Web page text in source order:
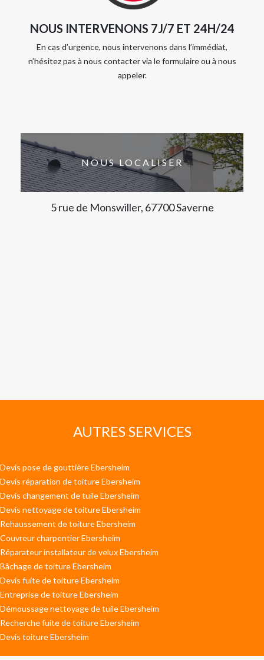
NOUS INTERVENONS 7J/7 ET 24H/24
En cas d’urgence, nous intervenons dans l’immédiat,
n’hésitez pas à nous contacter via le formulaire ou à nous
appeler.
NOUS LOCALISER
5 rue de Monswiller, 67700 Saverne
AUTRES SERVICES
Devis pose de gouttière Ebersheim
Devis réparation de toiture Ebersheim
Devis changement de tuile Ebersheim
Devis nettoyage de toiture Ebersheim
Rehaussement de toiture Ebersheim
Couvreur charpentier Ebersheim
Réparateur installateur de velux Ebersheim
Bâchage de toiture Ebersheim
Devis fuite de toiture Ebersheim
Entreprise de toiture Ebersheim
Démoussage nettoyage de tuile Ebersheim
Recherche fuite de toiture Ebersheim
Devis toiture Ebersheim